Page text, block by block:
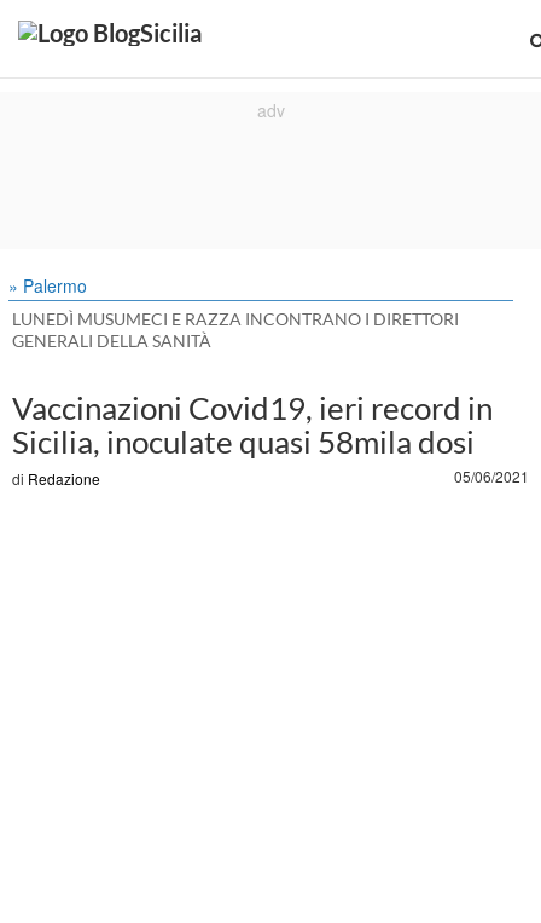
» Palermo
LUNEDÌ MUSUMECI E RAZZA INCONTRANO I DIRETTORI
GENERALI DELLA SANITÀ
Vaccinazioni Covid19, ieri record in
Sicilia, inoculate quasi 58mila dosi
di Redazione 05/06/2021